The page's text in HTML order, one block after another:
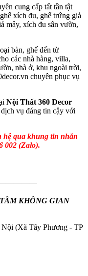
cung cấp tất tần tật
xích đu, ghế trứng giả
mây, xích đu sân vườn,
bàn, ghế đến từ
các nhà hàng, villa,
nhà ở, khu ngoài trời,
chuyên phục vụ
Nội Thất 360 Decor
vụ đáng tin cậy với
hệ qua khung tin nhắn
002 (Zalo).
KHÔNG GIAN
(Xã Tây Phương - TP